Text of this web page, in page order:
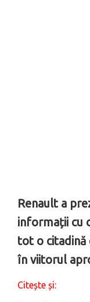
Renault a
informații cu
tot o citadină
în viitorul
Citește și: